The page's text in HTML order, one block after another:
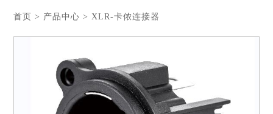
首页 > 产品中心 > XLR-卡侬连接器